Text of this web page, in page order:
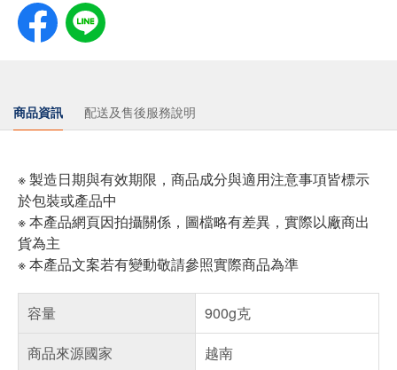
商品資訊 配送及售後服務說明
※ 製造日期與有效期限，商品成分與適用注意事項皆標示
於包裝或產品中
※ 本產品網頁因拍攝關係，圖檔略有差異，實際以廠商出
貨為主
※ 本產品文案若有變動敬請參照實際商品為準
容量
900g克
商品來源國家
越南